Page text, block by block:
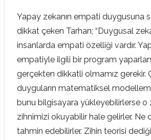
Yapay zekanın empati duygusuna
dikkat çeken Tarhan; “Duygusal
insanlarda empati özelliği vardır.
empatiyle ilgili bir program
gerçekten dikkatli olmamız gerekir.
duyguların matematiksel
bunu bilgisayara yükleyebilirlerse o
zihnimizi okuyabilir hale gelirler. Ne
tahmin edebilirler. Zihin teorisi